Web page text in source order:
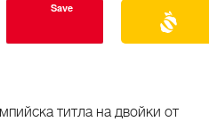
Save
титла на двойки от